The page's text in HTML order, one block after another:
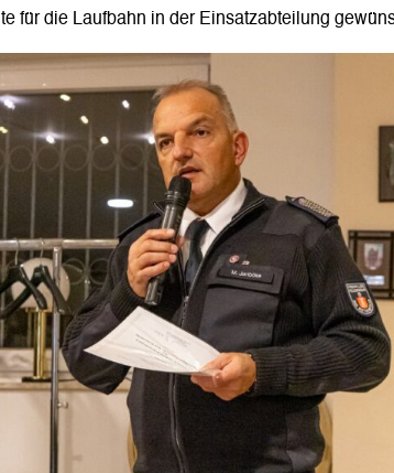
für die Laufbahn in der Einsatzabteilung